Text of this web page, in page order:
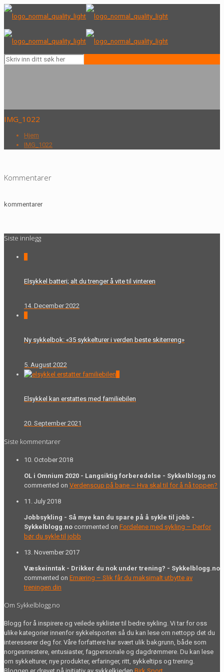
IMG_1022
Hjem
IMG_1022
Kommentarer
kommentarer
Siste innlegg
Elsykkel batteri; alt du trenger å vite til vinteren
14. December 2022
Ny sykkelbok: «35 sykkelturer i verden beste skiterreng»
5. August 2022
Elsykkel kan erstattes med familiebilen
20. September 2021
Siste kommentarer
10. October 2018
OL i Omnium 2020 - Langsiktig forberedelse - Sykkelblogg.no
commented on Verdenscup på bane – Hva skal til for å nå toppen?
11. July 2018
Jobbsykling - Så mye kan du spare på å sykle til jobb -
Sykkelblogg.no commented on Fordelene med sykling – Derfor
bør du sykle til jobb
13. November 2017
Væskeinntak - Drikker du nok under trening? - Sykkelblogg.no
commented on Ernæring – Slik får du maksimalt utbytte av
treningen din
Om Sykkelblogg.no
Blogg for å inspirere og veilede syklister til bedre sykling. Vi tar for oss
ulike kategorier innenfor sykkelsporten så du kan lese om nettopp det du
interesserer deg for. Våre forfattere har svært ulik bakgrunn, både som
norgesmestere, entusiaster, fagpersonale og dagdrømmere. Du kan lese
om sykkelturer, nye produkter, erfaringer, ritt, sykkeltips og trening.